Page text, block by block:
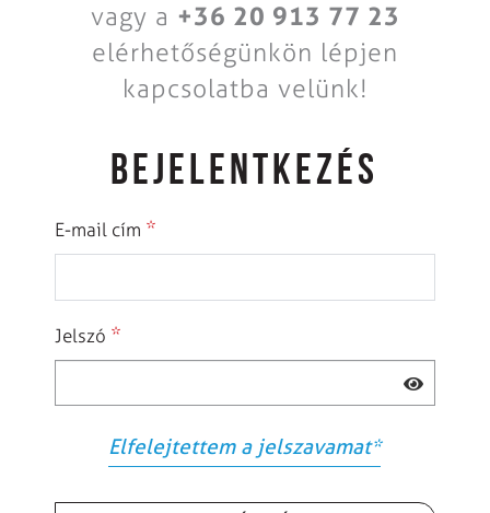
vagy a +36 20 913 77 23
elérhetőségünkön lépjen
kapcsolatba velünk!
BEJELENTKEZÉS
E-mail cím *
Jelszó *
Elfelejtettem a jelszavamat*